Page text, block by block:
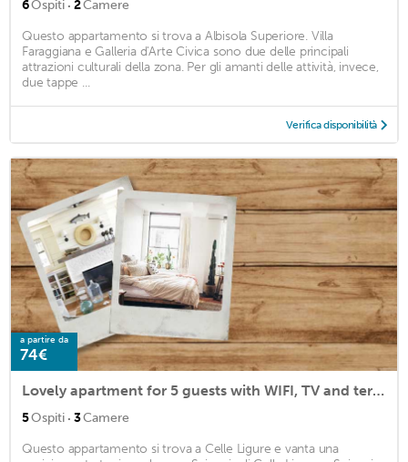
6Ospiti · 2Camere
Questo appartamento si trova a Albisola Superiore. Villa
Faraggiana e Galleria d'Arte Civica sono due delle principali
attrazioni culturali della zona. Per gli amanti delle attività, invece,
due tappe ...
Verifica disponibilità
a partire da
74€
Lovely apartment for 5 guests with WIFI, TV and terrace
5Ospiti · 3Camere
Questo appartamento si trova a Celle Ligure e vanta una